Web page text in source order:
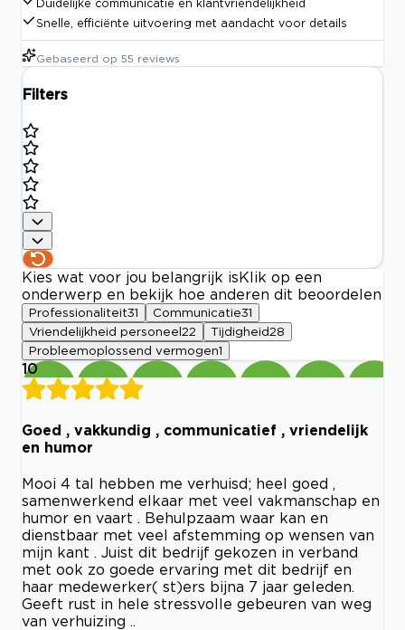
Duidelijke communicatie en klantvriendelijkheid
Snelle, efficiënte uitvoering met aandacht voor details
Gebaseerd op 55 reviews
Filters
Kies wat voor jou belangrijk is Klik op een
onderwerp en bekijk hoe anderen dit beoordelen
Professionaliteit31 Communicatie31
Vriendelijkheid personeel 22 Tijdigheid28
Probleemoplossend vermogen1
10
Goed , vakkundig , communicatief , vriendelijk
en humor
Mooi 4 tal hebben me verhuisd; heel goed ,
samenwerkend elkaar met veel vakmanschap en
humor en vaart . Behulpzaam waar kan en
dienstbaar met veel afstemming op wensen van
mijn kant . Juist dit bedrijf gekozen in verband
met ook zo goede ervaring met dit bedrijf en
haar medewerker( st)ers bijna 7 jaar geleden.
Geeft rust in hele stressvolle gebeuren van weg
van verhuizing ..